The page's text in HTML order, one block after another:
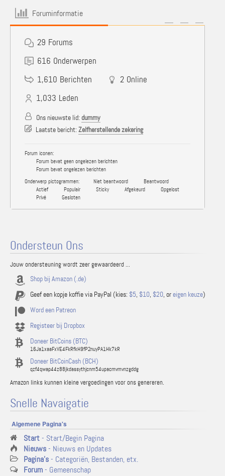
Foruminformatie
29 Forums
616 Onderwerpen
1,610 Berichten 2 Online
1,033 Leden
Ons nieuwste lid: dummy
Laatste bericht: Zelfherstellende zekering
Forum iconen:
Forum bevat geen ongelezen berichten
Forum bevat ongelezen berichten
Onderwerp pictogrammen:
Niet beantwoord
Beantwoord
Actief
Populair Sticky Afgekeurd
Opgelost
Privé
Gesloten
Ondersteun Ons
Jouw ondersteuning wordt zeer gewaardeerd ...
Shop bij Amazon (.de)
Geef een kopje koffie via PayPal (kies: $5, $10, $20, or eigen keuze)
Word een Patreon
Registeer bij Dropbox
Doneer BitCoins (BTC)
16Ja1xaaFxVE4FkRfkH9fP2nuyPA1Hk7kR
Doneer BitCoinCash (BCH)
qzf4qwap44z88jkdassythjcnm54upacmvmvnzgddg
Amazon links kunnen kleine vergoedingen voor ons genereren.
Snelle Navaigatie
Algemene Pagina's
Start- Start/Begin Pagina
Nieuws- Nieuws en Updates
Pagina's- Categoriën, Bestanden, etx.
Forum- Gemeenschap